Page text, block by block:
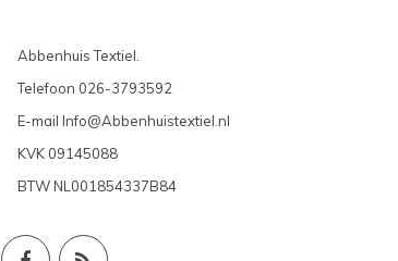
Abbenhuis Textiel.
Telefoon 026-3793592
E-mail Info@Abbenhuistextiel.nl
KVK 09145088
BTW NL001854337B84